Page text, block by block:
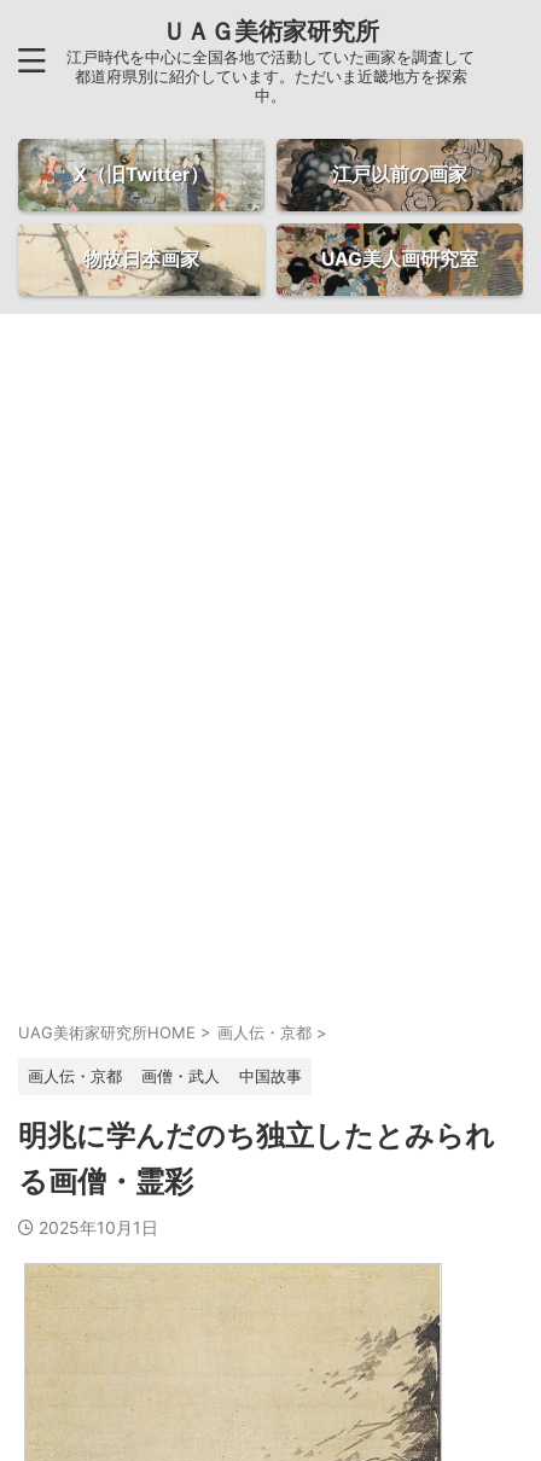
ＵＡＧ美術家研究所
江戸時代を中心に全国各地で活動していた画家を調査して
都道府県別に紹介しています。ただいま近畿地方を探索
中。
X（旧Twitter） 江戸以前の画家
物故日本画家 UAG美人画研究室
UAG美術家研究所HOME > 画人伝・京都 >
画人伝・京都 画僧・武人 中国故事
明兆に学んだのち独立したとみられ
る画僧・霊彩
2025年10月1日